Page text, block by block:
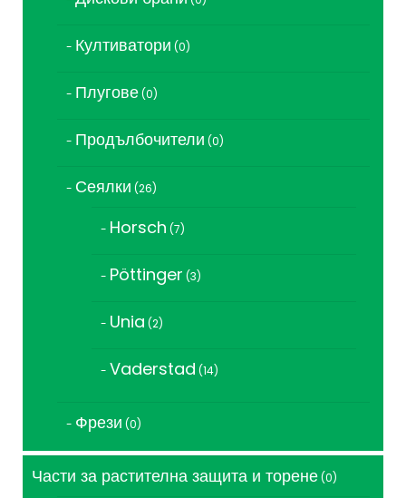
Култиватори 00
Плугове 00
Продълбочители 00
Сеялки 2626
Horsch 77
Pöttinger 33
Unia 22
Vaderstad 1414
Фрези 00
Части за растителна защита и торене 00